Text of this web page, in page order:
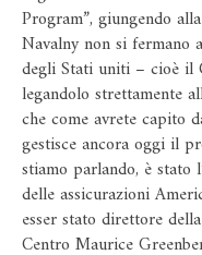
Program”, giungendo
Navalny non si fermano
degli Stati uniti – cioè il
legandolo strettamente
che come avrete capito
gestisce ancora oggi il
stiamo parlando, è stato
delle assicurazioni
esser stato direttore
Centro Maurice